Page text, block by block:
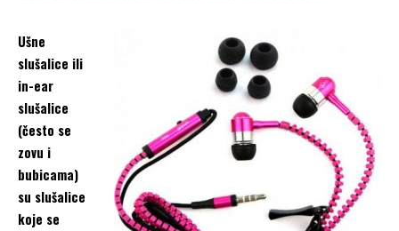
Ušne
slušalice ili
in-ear
slušalice
(često se
zovu i
bubicama)
su slušalice
koje se